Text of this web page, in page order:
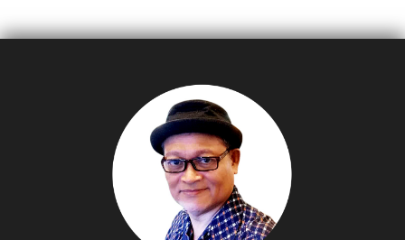
บริการแก่ลูกค้าทั่วประเทศ